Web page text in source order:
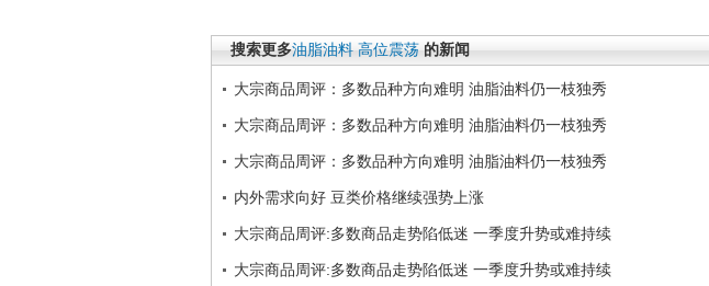
搜索更多油脂油料 高位震荡 的新闻
大宗商品周评：多数品种方向难明 油脂油料仍一枝独秀
大宗商品周评：多数品种方向难明 油脂油料仍一枝独秀
大宗商品周评：多数品种方向难明 油脂油料仍一枝独秀
内外需求向好 豆类价格继续强势上涨
大宗商品周评:多数商品走势陷低迷 一季度升势或难持续
大宗商品周评:多数商品走势陷低迷 一季度升势或难持续